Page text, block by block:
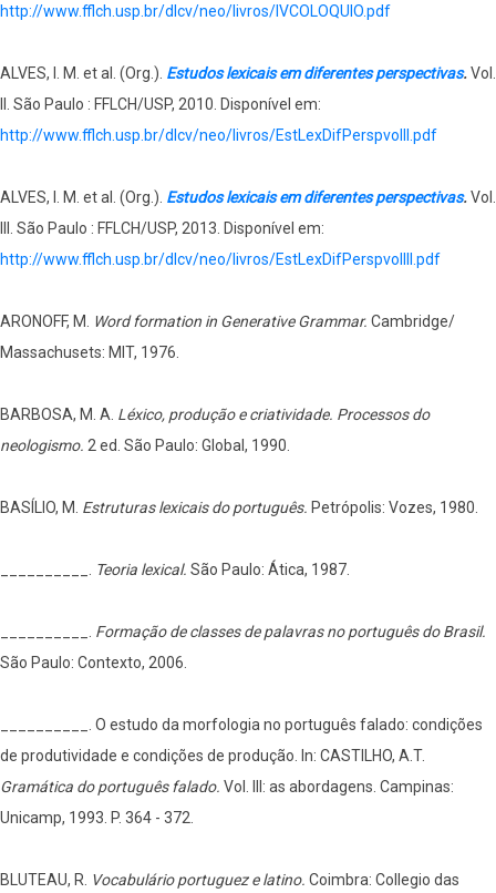
http://www.fflch.usp.br/dlcv/neo/livros/IVCOLOQUIO.pdf
ALVES, I. M. et al. (Org.). Estudos lexicais em diferentes perspectivas.Vol.
II. São Paulo : FFLCH/USP, 2010. Disponível em:
http://www.fflch.usp.br/dlcv/neo/livros/EstLexDifPerspvolII.pdf
ALVES, I. M. et al. (Org.). Estudos lexicais em diferentes perspectivas.Vol.
III. São Paulo : FFLCH/USP, 2013. Disponível em:
http://www.fflch.usp.br/dlcv/neo/livros/EstLexDifPerspvolIII.pdf
ARONOFF, M. Word formation in Generative Grammar. Cambridge/
Massachusets: MIT, 1976.
BARBOSA, M. A. Léxico, produção e criatividade. Processos do
neologismo. 2 ed. São Paulo: Global, 1990.
BASÍLIO, M. Estruturas lexicais do português. Petrópolis: Vozes, 1980.
Teoria lexical. São Paulo: Ática, 1987.
Formação de classes de palavras no português do Brasil.
São Paulo: Contexto, 2006.
__________. O estudo da morfologia no português falado: condições
de produtividade e condições de produção. In: CASTILHO, A.T.
Gramática do português falado. Vol. III: as abordagens. Campinas:
Unicamp, 1993. P. 364 - 372.
BLUTEAU, R. Vocabulário portuguez e latino. Coimbra: Collegio das